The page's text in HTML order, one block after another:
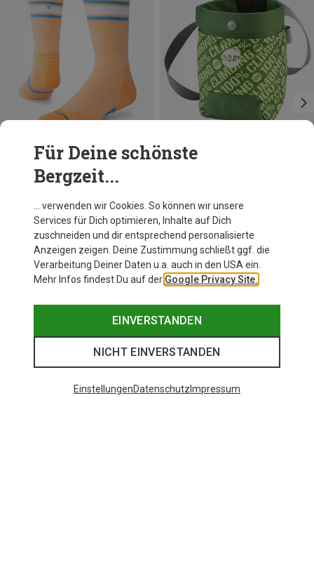
Du sparst 34%
Für Deine schönste
Bergzeit...
… verwenden wir Cookies. So können wir unsere
Services für Dich optimieren, Inhalte auf Dich
zuschneiden und dir entsprechend personalisierte
Anzeigen zeigen. Deine Zustimmung schließt ggf. die
Verarbeitung Deiner Daten u.a. auch in den USA ein.
Mehr Infos findest Du auf der Google Privacy Site.
EINVERSTANDEN
NICHT EINVERSTANDEN
EinstellungenDatenschutz Impressum